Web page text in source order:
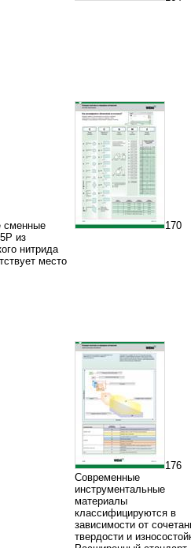
сменные
из
нитрида
место
170
176
Современные
инструментальные
материалы
классифицируются в
зависимости от
твердости и